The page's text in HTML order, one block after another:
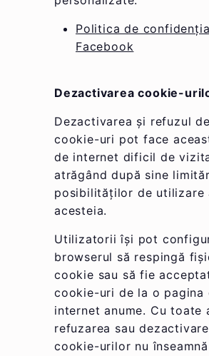
Politica de
Facebook
Dezactivarea cookie-
Dezactivarea și refuzul
cookie-uri pot face
de internet dificil de
atrăgând după sine
posibilităților de utilizare
acesteia.
Utilizatorii își pot
browserul să respingă
cookie sau să fie
cookie-uri de la o pagina
internet anume. Cu toate
refuzarea sau
cookie-urilor nu